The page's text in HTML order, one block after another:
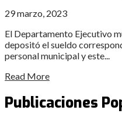
29 marzo, 2023
El Departamento Ejecutivo
depositó el sueldo
personal municipal y este...
Read More
Publicaciones